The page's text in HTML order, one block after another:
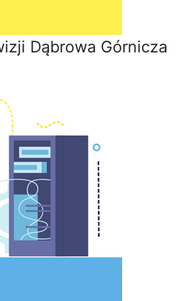
Dąbrowa Górnicza